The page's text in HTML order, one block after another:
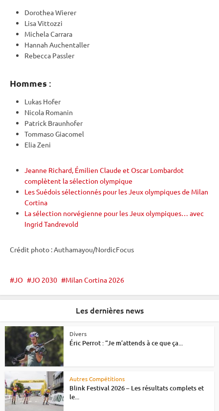
Dorothea Wierer
Lisa Vittozzi
Michela Carrara
Hannah Auchentaller
Rebecca Passler
Hommes :
Lukas Hofer
Nicola Romanin
Patrick Braunhofer
Tommaso Giacomel
Elia Zeni
Jeanne Richard, Émilien Claude et Oscar Lombardot
complètent la sélection olympique
Les Suédois sélectionnés pour les Jeux olympiques de Milan
Cortina
La sélection norvégienne pour les Jeux olympiques… avec
Ingrid Tandrevold
Crédit photo : Authamayou/NordicFocus
JO JO 2030 Milan Cortina 2026
Les dernières news
Divers
Éric Perrot : “Je m’attends à ce que ça...
Autres Compétitions
Blink Festival 2026 – Les résultats complets et
le...